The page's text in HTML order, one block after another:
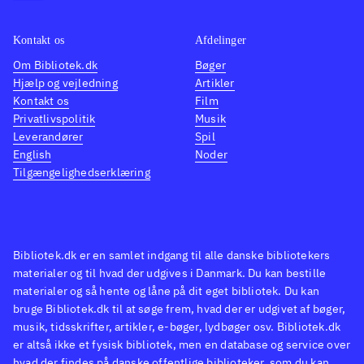
velkendte Singstar koncept. Men
netop det velkendte sangrepertoire vil
nok gøre det populært i de danske
stuer på tværs af aldersgrupper
Singstar konceptet er trods mange år
på bagen og begrænset udvikling af
gameplay siden fremkomsten stadig
med en sangstjerne i maven.
Bibliotek.dk er en samlet indgang til alle danske bibliotekers
materialer og til hvad der udgives i Danmark. Du kan bestille
materialer og så hente og låne på dit eget bibliotek. Du kan
bruge Bibliotek.dk til at søge frem, hvad der er udgivet af bøger,
musik, tidsskrifter, artikler, e-bøger, lydbøger osv. Bibliotek.dk
er altså ikke et fysisk bibliotek, men en database og service over
Kontakt os
Om Bibliotek.dk
Hjælp og vejledning
Kontakt os
Privatlivspolitik
Leverandører
English
Tilgængelighedserklæring
Afdelinger
Bøger
Artikler
Film
Musik
Spil
Noder